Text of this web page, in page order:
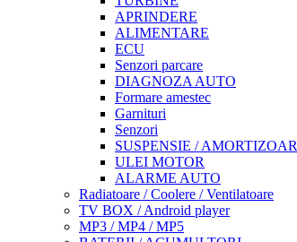
APRINDERE
ALIMENTARE
ECU
Senzori parcare
DIAGNOZA AUTO
Formare amestec
Garnituri
Senzori
SUSPENSIE / AMORTIZOAR
ULEI MOTOR
ALARME AUTO
Radiatoare / Coolere / Ventilatoare
TV BOX / Android player
MP3 / MP4 / MP5